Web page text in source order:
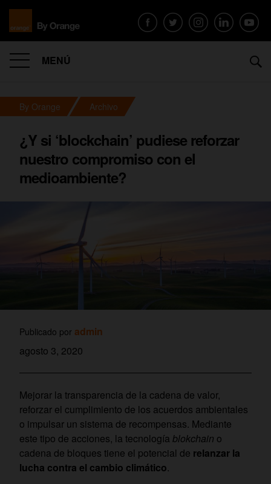
MENÚ
By Orange Archivo
¿Y si ‘blockchain’ pudiese reforzar
nuestro compromiso con el
medioambiente?
Publicado por admin
agosto 3, 2020
Mejorar la transparencia de la cadena de valor,
reforzar el cumplimiento de los acuerdos ambientales
o impulsar un sistema de recompensas. Mediante
este tipo de acciones, la tecnología blokchain o
cadena de bloques tiene el potencial de relanzar la
lucha contra el cambio climático.